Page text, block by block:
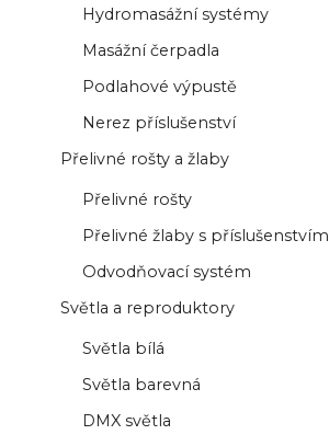
Hydromasážní systémy
Masážní čerpadla
Podlahové výpustě
Nerez příslušenství
Přelivné rošty a žlaby
Přelivné rošty
Přelivné žlaby s příslušenstvím
Odvodňovací systém
Světla a reproduktory
Světla bílá
Světla barevná
DMX světla